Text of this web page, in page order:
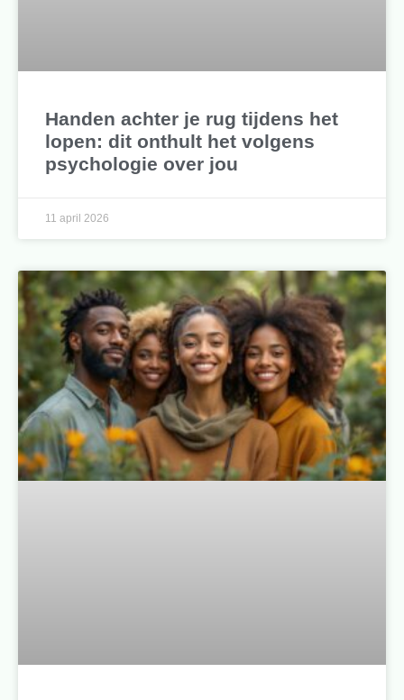
Handen achter je rug tijdens het
lopen: dit onthult het volgens
psychologie over jou
11 april 2026